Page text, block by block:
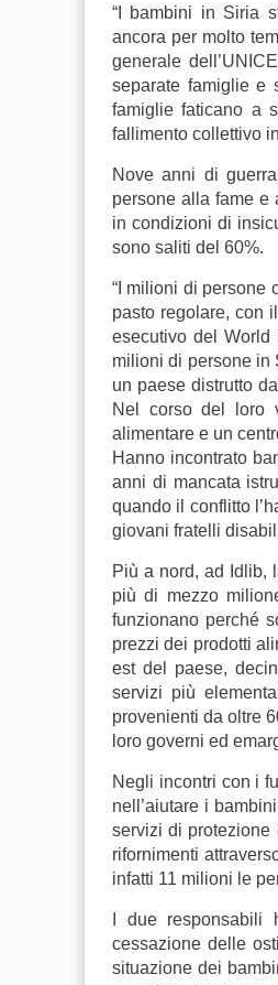
“I bambini in Siria
ancora per molto
generale
separate famiglie e
famiglie faticano a
fallimento collettivo
Nove anni di
persone alla fame e
in condizioni di
sono saliti del 60%.
“I milioni di persone
pasto regolare, con
esecutivo del World
milioni di persone in
un paese distrutto
Nel corso del loro
alimentare e un
Hanno incontrato
anni di mancata
quando il conflitto
giovani fratelli
Più a nord, ad Idlib,
più di mezzo
funzionano perché
prezzi dei prodotti
est del paese,
servizi più
provenienti da oltre
loro governi ed
Negli incontri con i
nell’aiutare i
servizi di protezione
rifornimenti
infatti 11 milioni le
I due
cessazione delle
situazione dei